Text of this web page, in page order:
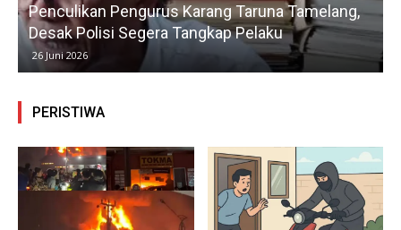
Penculikan Pengurus Karang Taruna Tamelang,
Desak Polisi Segera Tangkap Pelaku
26 Juni 2026
PERISTIWA